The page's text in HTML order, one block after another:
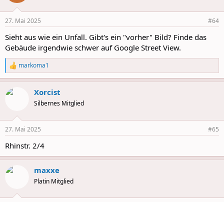
27. Mai 2025 #64
Sieht aus wie ein Unfall. Gibt's ein "vorher" Bild? Finde das
Gebäude irgendwie schwer auf Google Street View.
R
e
a
c
s
markoma1
Xorcist
Silbernes Mitglied
27. Mai 2025 #65
Rhinstr. 2/4
maxxe
Platin Mitglied